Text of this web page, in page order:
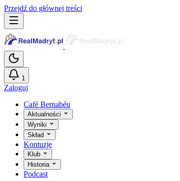
Przejdź do głównej treści
1
Zaloguj
Café Bernabéu
Aktualności
Wyniki
Skład
Kontuzje
Klub
Historia
Podcast